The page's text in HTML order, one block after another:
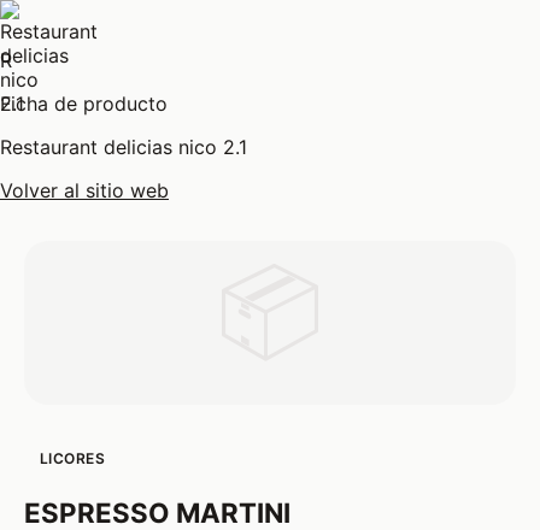
R
Ficha de producto
Restaurant delicias nico 2.1
Volver al sitio web
LICORES
ESPRESSO MARTINI